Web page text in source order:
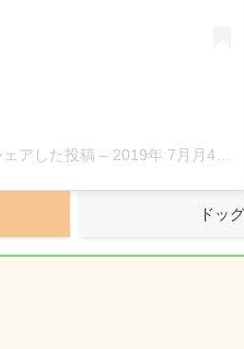
アした投稿 – 2019年 7月月4日午前2時51分PDT
ドッ